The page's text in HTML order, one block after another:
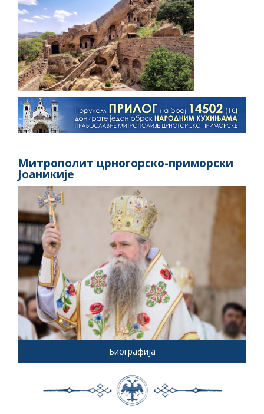
Митрополит црногорско-приморски
Јоаникије
Биографија